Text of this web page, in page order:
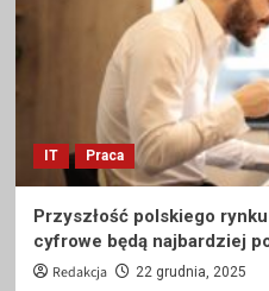
IT Praca
Przyszłość polskiego
cyfrowe będą najbardziej
Redakcja 22 grudnia, 2025